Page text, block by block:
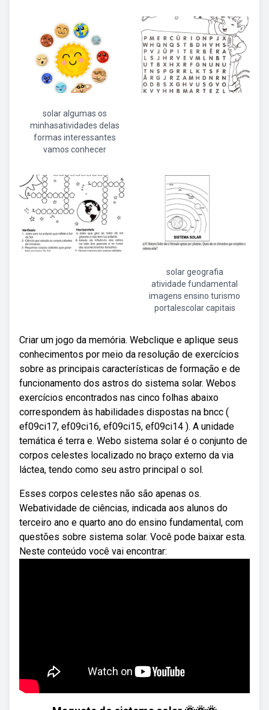
solar algumas os
minhasatividades delas
formas interessantes
vamos conhecer
solar geografia
atividade fundamental
imagens ensino turismo
portalescolar capitais
Criar um jogo da memória. Webclique e aplique seus
conhecimentos por meio da resolução de exercícios
sobre as principais características de formação e de
funcionamento dos astros do sistema solar. Webos
exercícios encontrados nas cinco folhas abaixo
correspondem às habilidades dispostas na bncc (
ef09ci17, ef09ci16, ef09ci15, ef09ci14 ). A unidade
temática é terra e. Webo sistema solar é o conjunto de
corpos celestes localizado no braço externo da via
láctea, tendo como seu astro principal o sol.
Esses corpos celestes não são apenas os.
Webatividade de ciências, indicada aos alunos do
terceiro ano e quarto ano do ensino fundamental, com
questões sobre sistema solar. Você pode baixar esta.
Neste conteúdo você vai encontrar: